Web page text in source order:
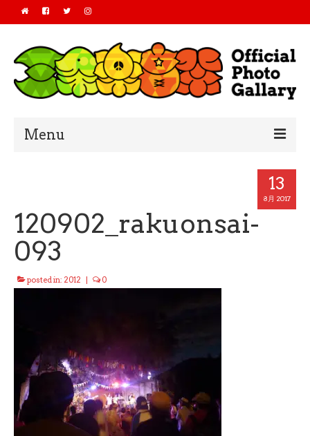
Menu
2018
2017
2016
13
8月 2017
120902_rakuonsai-
093
posted in: 2012 0